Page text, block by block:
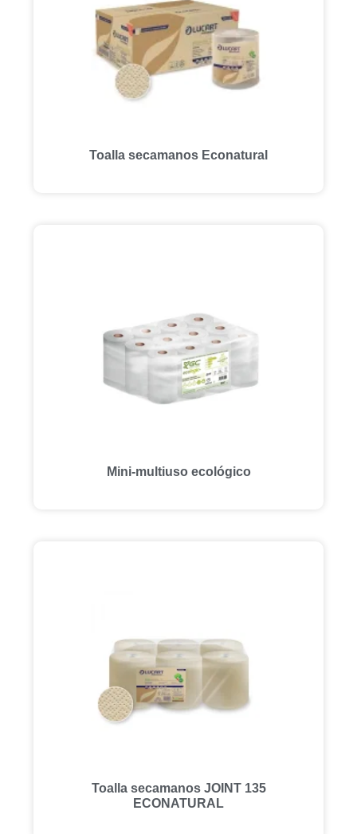
Toalla secamanos Econatural
Mini-multiuso ecológico
Toalla secamanos JOINT 135
ECONATURAL